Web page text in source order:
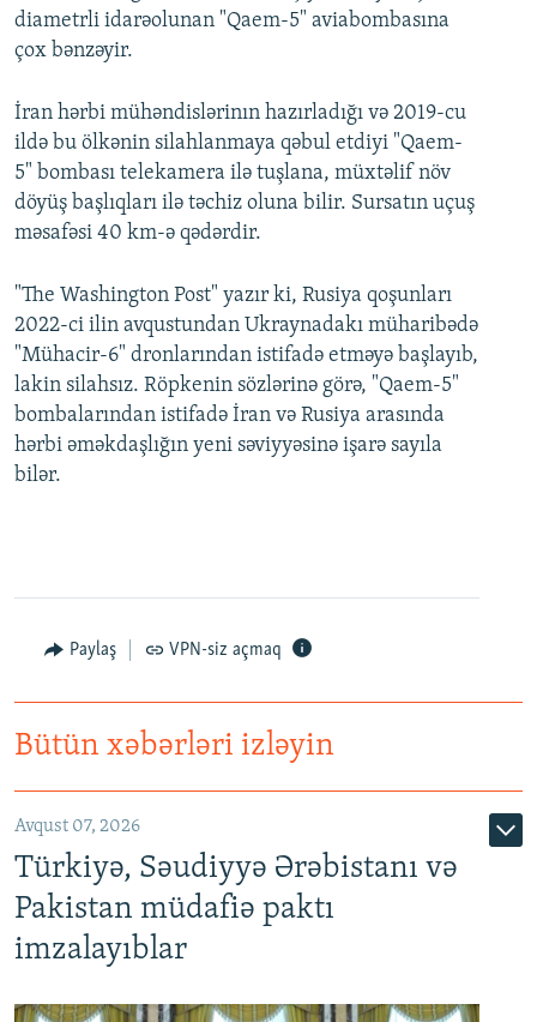
diametrli idarəolunan "Qaem-5" aviabombasına
çox bənzəyir.
İran hərbi mühəndislərinın hazırladığı və 2019-cu
ildə bu ölkənin silahlanmaya qəbul etdiyi "Qaem-
5" bombası telekamera ilə tuşlana, müxtəlif növ
döyüş başlıqları ilə təchiz oluna bilir. Sursatın uçuş
məsafəsi 40 km-ə qədərdir.
"The Washington Post" yazır ki, Rusiya qoşunları
2022-ci ilin avqustundan Ukraynadakı müharibədə
"Mühacir-6" dronlarından istifadə etməyə başlayıb,
lakin silahsız. Röpkenin sözlərinə görə, "Qaem-5"
bombalarından istifadə İran və Rusiya arasında
hərbi əməkdaşlığın yeni səviyyəsinə işarə sayıla
bilər.
Paylaş VPN-siz açmaq
Bütün xəbərləri izləyin
Avqust 07, 2026
Türkiyə, Səudiyyə Ərəbistanı və
Pakistan müdafiə paktı
imzalayıblar